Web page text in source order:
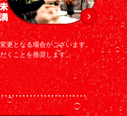
更となる場合がございます。
くことを推奨します。